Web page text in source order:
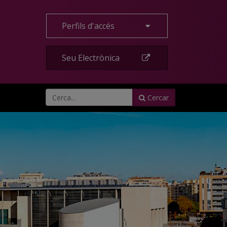
Perfils d'accés
Seu Electrònica
Cercar